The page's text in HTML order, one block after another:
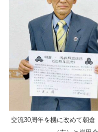
交流30周年を機に改めて朝